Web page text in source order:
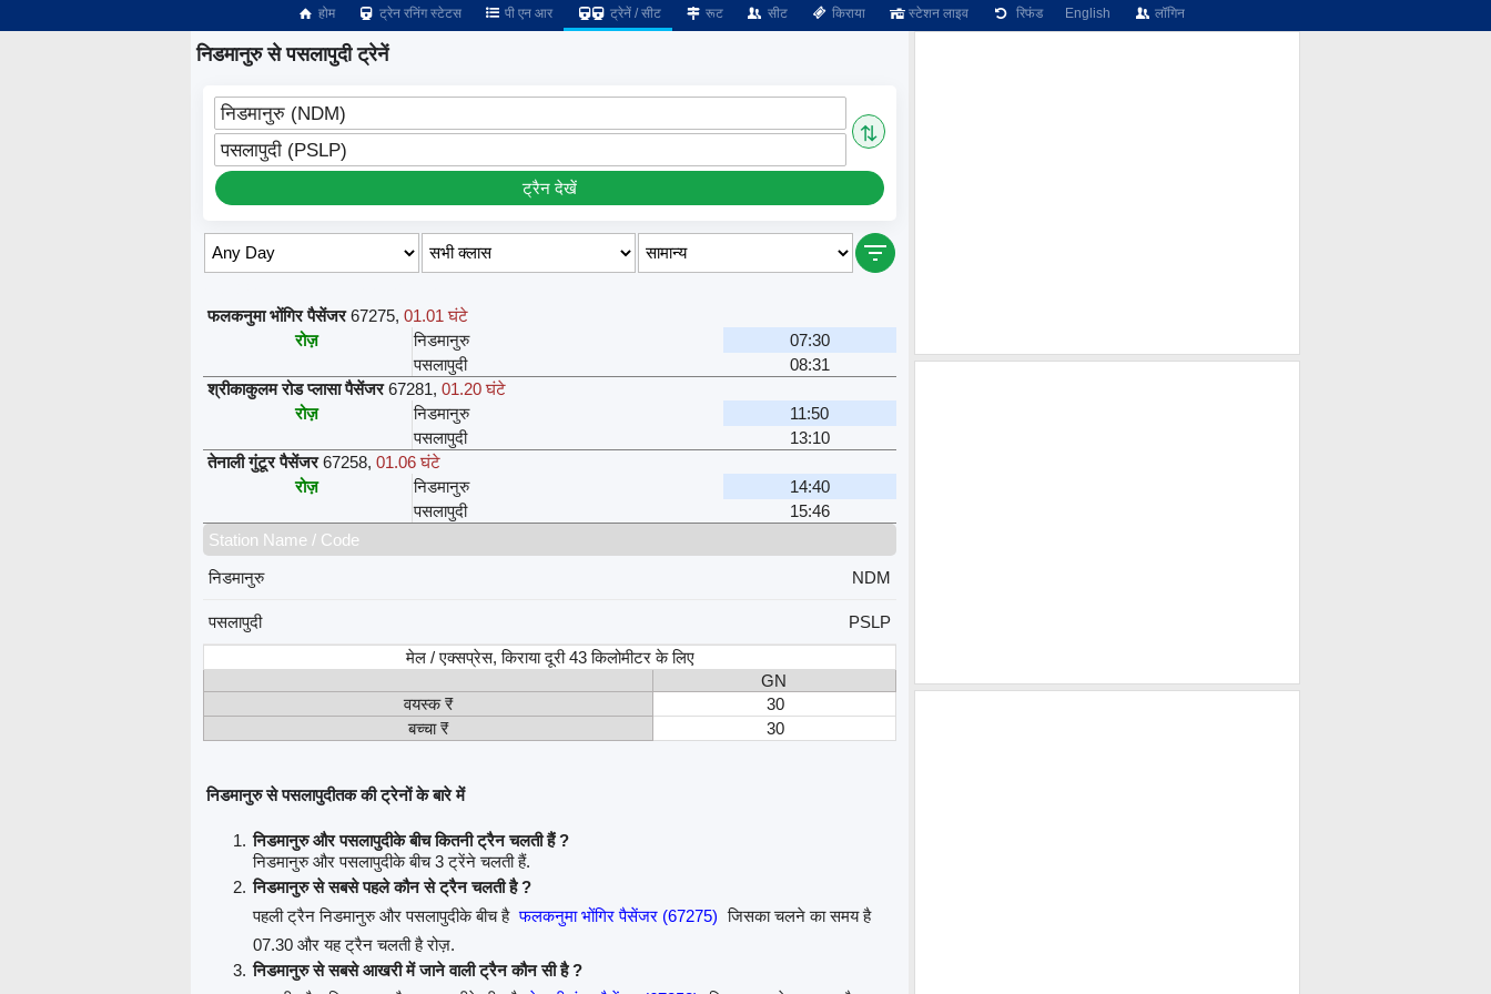
होम ट्रेन रनिंग स्टेटस पी एन आर ट्रेनें / सीट रूट सीट किराया स्टेशन लाइव रिफंड English लॉगिन
निडमानुरु से पसलापुदी ट्रेनें
निडमानुरु (NDM)
⇅
पसलापुदी (PSLP)
ट्रैन देखें
फलकनुमा भोंगिर पैसेंजर 67275, 01.01 घंटे
रोज़
निडमानुरु
07:30
पसलापुदी
08:31
श्रीकाकुलम रोड प्लासा पैसेंजर 67281, 01.20 घंटे
रोज़
निडमानुरु
11:50
पसलापुदी
13:10
तेनाली गुंटूर पैसेंजर 67258, 01.06 घंटे
रोज़
निडमानुरु
14:40
पसलापुदी
15:46
Station Name / Code
निडमानुरु
NDM
पसलापुदी
PSLP
मेल / एक्सप्रेस, किराया दूरी 43 किलोमीटर के लिए
GN
वयस्क ₹
30
बच्चा ₹
30
निडमानुरु से पसलापुदीतक की ट्रेनों के बारे में
निडमानुरु और पसलापुदीके बीच कितनी ट्रैन चलती हैं ?
निडमानुरु और पसलापुदीके बीच 3 ट्रेंने चलती हैं.
निडमानुरु से सबसे पहले कौन से ट्रैन चलती है ?
पहली ट्रैन निडमानुरु और पसलापुदीके बीच है फलकनुमा भोंगिर पैसेंजर (67275) जिसका चलने का समय है
07.30 और यह ट्रैन चलती है रोज़.
निडमानुरु से सबसे आखरी में जाने वाली ट्रैन कौन सी है ?